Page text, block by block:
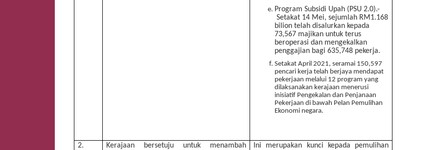
Program Subsidi Upah (PSU 2.0).-
Setakat 14 Mei, sejumlah RM1.168
bilion telah disalurkan kepada
73,567 majikan untuk terus
beroperasi dan mengekalkan
penggajian bagi 635,748 pekerja.
Setakat April 2021, seramai 150,597
pencari kerja telah berjaya mendapat
pekerjaan melalui 12 program yang
dilaksanakan kerajaan menerusi
inisiatif Pengekalan dan Penjanaan
Pekerjaan di bawah Pelan Pemulihan
Ekonomi negara.
2.
Kerajaan bersetuju untuk menambah
Ini merupakan kunci kepada pemulihan